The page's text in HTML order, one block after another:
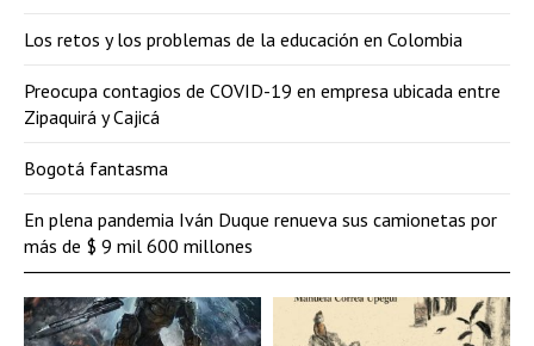
Los retos y los problemas de la educación en Colombia
Preocupa contagios de COVID-19 en empresa ubicada entre
Zipaquirá y Cajicá
Bogotá fantasma
En plena pandemia Iván Duque renueva sus camionetas por
más de $ 9 mil 600 millones